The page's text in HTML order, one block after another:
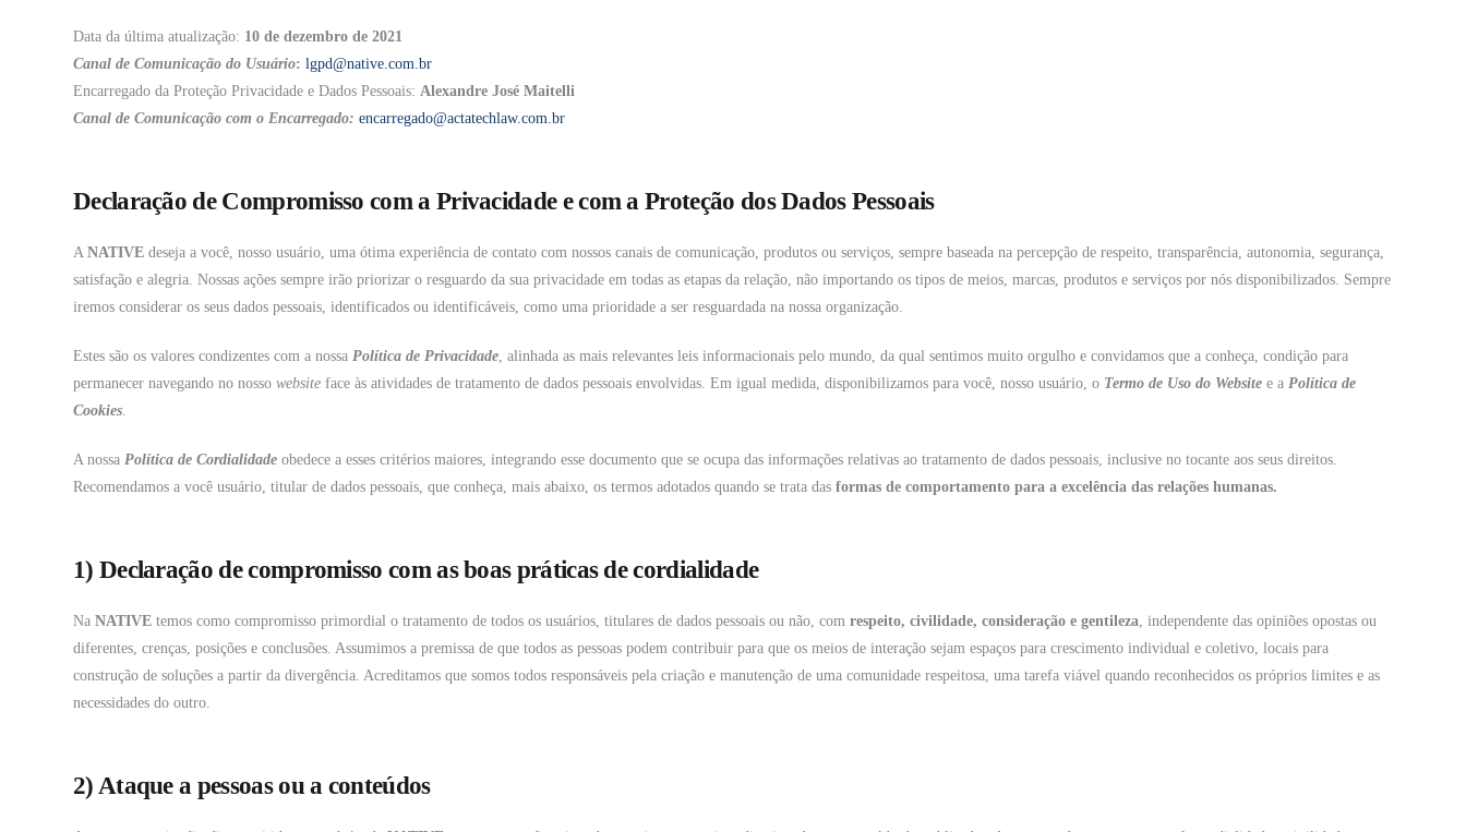
Data da última atualização: 10 de dezembro de 2021
Canal de Comunicação do Usuário: lgpd@native.com.br
Encarregado da Proteção Privacidade e Dados Pessoais: Alexandre José Maitelli
Canal de Comunicação com o Encarregado: encarregado@actatechlaw.com.br
Declaração de Compromisso com a Privacidade e com a Proteção dos Dados Pessoais
A NATIVE deseja a você, nosso usuário, uma ótima experiência de contato com nossos canais de comunicação, produtos ou serviços, sempre baseada na percepção de respeito, transparência, autonomia, segurança,
satisfação e alegria. Nossas ações sempre irão priorizar o resguardo da sua privacidade em todas as etapas da relação, não importando os tipos de meios, marcas, produtos e serviços por nós disponibilizados. Sempre
iremos considerar os seus dados pessoais, identificados ou identificáveis, como uma prioridade a ser resguardada na nossa organização.
Estes são os valores condizentes com a nossa Política de Privacidade, alinhada as mais relevantes leis informacionais pelo mundo, da qual sentimos muito orgulho e convidamos que a conheça, condição para
permanecer navegando no nosso website face às atividades de tratamento de dados pessoais envolvidas. Em igual medida, disponibilizamos para você, nosso usuário, o Termo de Uso do Website e a Política de
Cookies.
A nossa Política de Cordialidade obedece a esses critérios maiores, integrando esse documento que se ocupa das informações relativas ao tratamento de dados pessoais, inclusive no tocante aos seus direitos.
Recomendamos a você usuário, titular de dados pessoais, que conheça, mais abaixo, os termos adotados quando se trata das formas de comportamento para a excelência das relações humanas.
1) Declaração de compromisso com as boas práticas de cordialidade
Na NATIVE temos como compromisso primordial o tratamento de todos os usuários, titulares de dados pessoais ou não, com respeito, civilidade, consideração e gentileza, independente das opiniões opostas ou
diferentes, crenças, posições e conclusões. Assumimos a premissa de que todos as pessoas podem contribuir para que os meios de interação sejam espaços para crescimento individual e coletivo, locais para
construção de soluções a partir da divergência. Acreditamos que somos todos responsáveis pela criação e manutenção de uma comunidade respeitosa, uma tarefa viável quando reconhecidos os próprios limites e as
necessidades do outro.
2) Ataque a pessoas ou a conteúdos